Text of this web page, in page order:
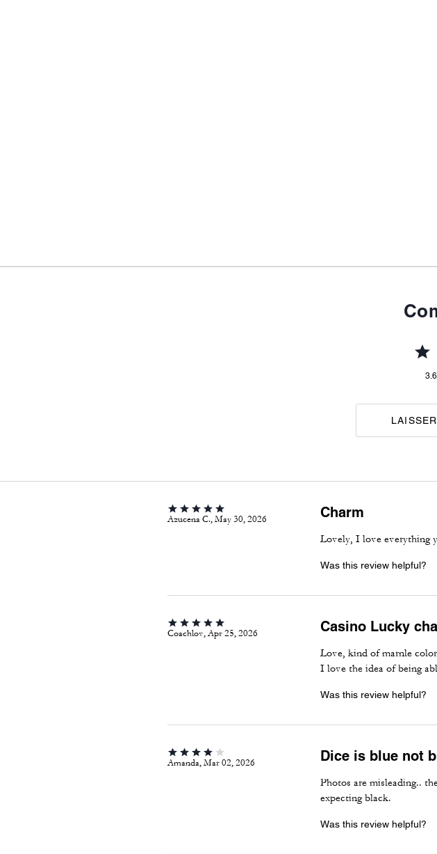
3.6
Azucena C., May 30, 2026 Charm
Lovely, I love everything
Was this review helpful?
Coachlov, Apr 25, 2026 Casino Lucky
Love, kind of marnle
I love the idea of being
Was this review helpful?
Amanda, Mar 02, 2026 Dice is blue not
Photos are misleading..
expecting black.
Was this review helpful?